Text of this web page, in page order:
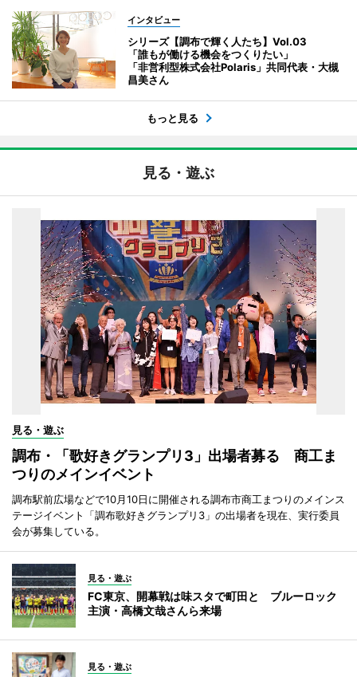
インタビュー
シリーズ【調布で輝く人たち】Vol.03
「誰もが働ける機会をつくりたい」
「非営利型株式会社Polaris」共同代表・大槻
昌美さん
もっと見る
見る・遊ぶ
見る・遊ぶ
調布・「歌好きグランプリ3」出場者募る 商工ま
つりのメインイベント
調布駅前広場などで10月10日に開催される調布市商工まつりのメインス
テージイベント「調布歌好きグランプリ3」の出場者を現在、実行委員
会が募集している。
見る・遊ぶ
FC東京、開幕戦は味スタで町田と ブルーロック
主演・高橋文哉さんら来場
見る・遊ぶ